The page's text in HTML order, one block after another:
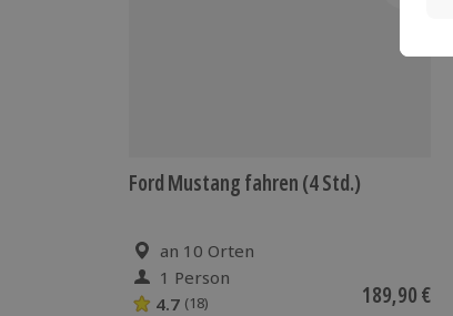
Ford Mustang fahren (4 Std.)
an 10 Orten
1 Person
4.7 (18) 189,90 €